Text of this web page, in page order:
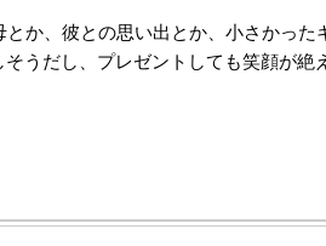
か、彼との思い出とか、小さかった
うだし、プレゼントしても笑顔が絶